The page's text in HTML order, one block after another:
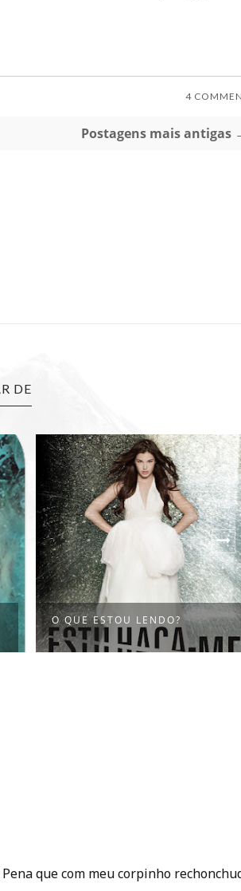
4
Postagens mais antigas
DE
A MAIS PURA VERDADE, DAN
GEMEINHART...
que com meu corpinho